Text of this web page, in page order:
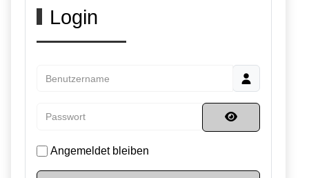
Login
Passwort
Angemeldet bleiben